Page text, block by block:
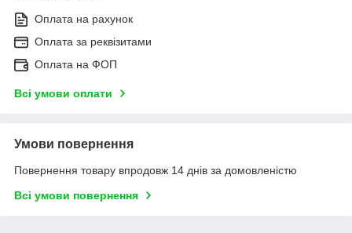
Оплата на рахунок
Оплата за реквізитами
Оплата на ФОП
Всі умови оплати
Умови повернення
Повернення товару впродовж 14 днів за домовленістю
Всі умови повернення